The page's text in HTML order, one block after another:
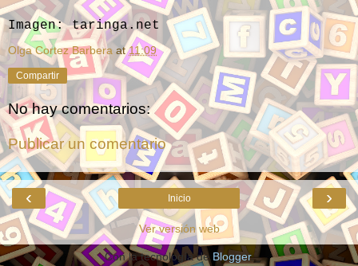
Imagen: taringa.net
Olga Cortez Barbera at11:09
Compartir
No hay comentarios:
Publicar un comentario
‹ ›
Inicio
Ver versión web
Con la tecnología deBlogger.